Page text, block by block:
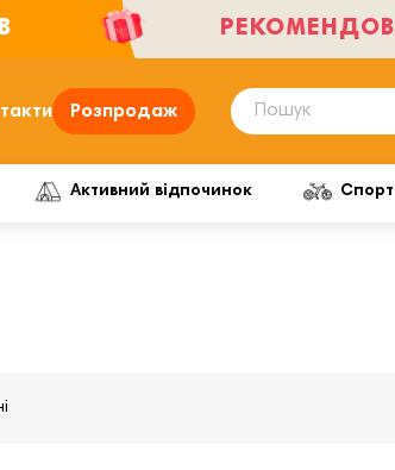
Розпродаж
Активний відпочинок Спорт